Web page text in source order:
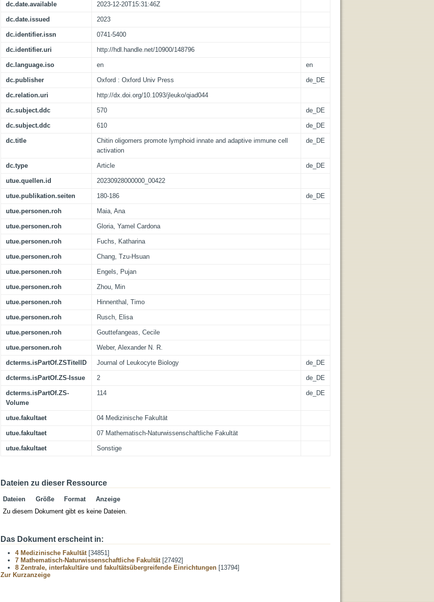
dc.date.available 2023-12-20T15:31:46Z
dc.date.issued 2023
dc.identifier.issn 0741-5400
dc.identifier.uri http://hdl.handle.net/10900/148796
dc.language.iso en en
dc.publisher Oxford : Oxford Univ Press de_DE
dc.relation.uri http://dx.doi.org/10.1093/jleuko/qiad044
dc.subject.ddc 570 de_DE
dc.subject.ddc 610 de_DE
dc.title
Chitin oligomers promote lymphoid innate and adaptive immune cell
activation
de_DE
dc.type Article de_DE
utue.quellen.id 20230928000000_00422
utue.publikation.seiten 180-186 de_DE
utue.personen.roh Maia, Ana
utue.personen.roh Gloria, Yamel Cardona
utue.personen.roh Fuchs, Katharina
utue.personen.roh Chang, Tzu-Hsuan
utue.personen.roh Engels, Pujan
utue.personen.roh Zhou, Min
utue.personen.roh Hinnenthal, Timo
utue.personen.roh Rusch, Elisa
utue.personen.roh Gouttefangeas, Cecile
utue.personen.roh Weber, Alexander N. R.
dcterms.isPartOf.ZSTitelID Journal of Leukocyte Biology de_DE
dcterms.isPartOf.ZS-Issue 2 de_DE
dcterms.isPartOf.ZS-
Volume
114 de_DE
utue.fakultaet 04 Medizinische Fakultät
utue.fakultaet 07 Mathematisch-Naturwissenschaftliche Fakultät
utue.fakultaet Sonstige
Dateien zu dieser Ressource
Dateien Größe Format
Anzeige
Zu diesem Dokument gibt es keine Dateien.
Das Dokument erscheint in:
4 Medizinische Fakultät[34851]
7 Mathematisch-Naturwissenschaftliche Fakultät[27492]
8 Zentrale, interfakultäre und fakultätsübergreifende Einrichtungen [13794]
Zur Kurzanzeige